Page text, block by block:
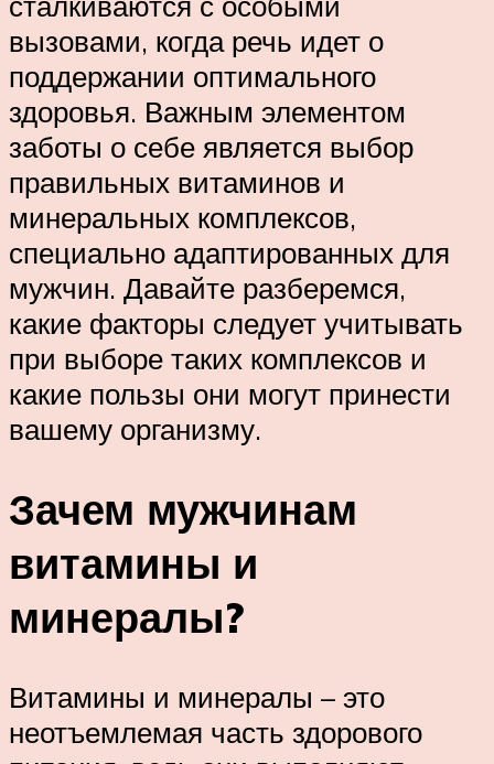
вызовами, когда речь идет о
поддержании оптимального
здоровья. Важным элементом
заботы о себе является выбор
правильных витаминов и
минеральных комплексов,
специально адаптированных для
мужчин. Давайте разберемся,
какие факторы следует учитывать
при выборе таких комплексов и
какие пользы они могут принести
вашему организму.
Зачем мужчинам
витамины и
минералы?
Витамины и минералы – это
неотъемлемая часть здорового